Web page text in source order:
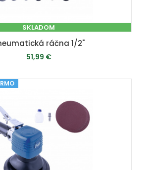
SKLADOM
ráčna 1/2"
51,99 €
PRIDAŤ DO KOŠÍKA